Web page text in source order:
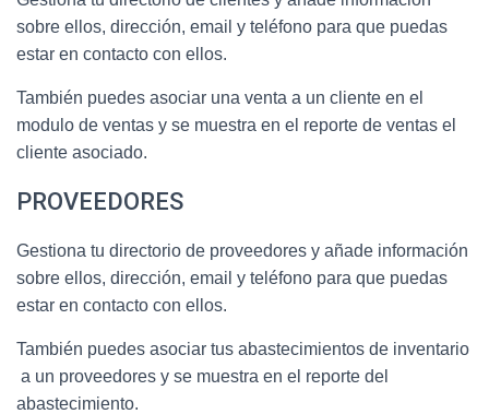
sobre ellos, dirección, email y teléfono para que puedas
estar en contacto con ellos.
También puedes asociar una venta a un cliente en el
modulo de ventas y se muestra en el reporte de ventas el
cliente asociado.
PROVEEDORES
Gestiona tu directorio de proveedores y añade información
sobre ellos, dirección, email y teléfono para que puedas
estar en contacto con ellos.
También puedes asociar tus abastecimientos de inventario
a un proveedores y se muestra en el reporte del
abastecimiento.